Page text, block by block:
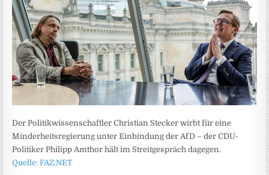
Der Politikwissenschaftler Christian Stecker wirbt für eine
Minderheitsregierung unter Einbindung der AfD – der CDU-
Politiker Philipp Amthor hält im Streitgespräch dagegen.
Quelle: FAZ.NET